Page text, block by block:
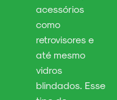
acessórios
como
retrovisores e
até mesmo
vidros
blindados. Esse